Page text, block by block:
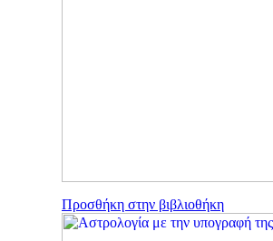
Προσθήκη στην βιβλιοθήκη